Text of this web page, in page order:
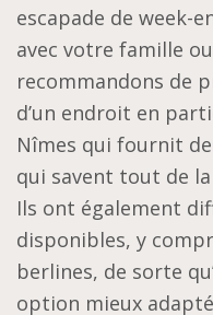
escapade de week-
avec votre famille
recommandons de
d’un endroit en
Nîmes qui fournit
qui savent tout de
Ils ont également
disponibles, y
berlines, de sorte
option mieux